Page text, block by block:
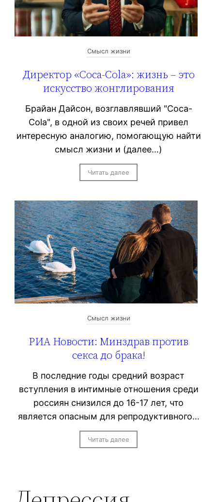
Смысл жизни
Директор «Coca-Cola»: жизнь – это
искусство жонглирования
Брайан Дайсон, возглавлявший "Coca-
Cola", в одной из своих речей привел
интересную аналогию, помогающую найти
смысл жизни и (далее…)
Читать далее
Смысл жизни
РИА Новости: Минздрав против
секса до брака!
В последние годы средний возраст
вступления в интимные отношения среди
россиян снизился до 16-17 лет, что
является опасным для репродуктивного…
Читать далее